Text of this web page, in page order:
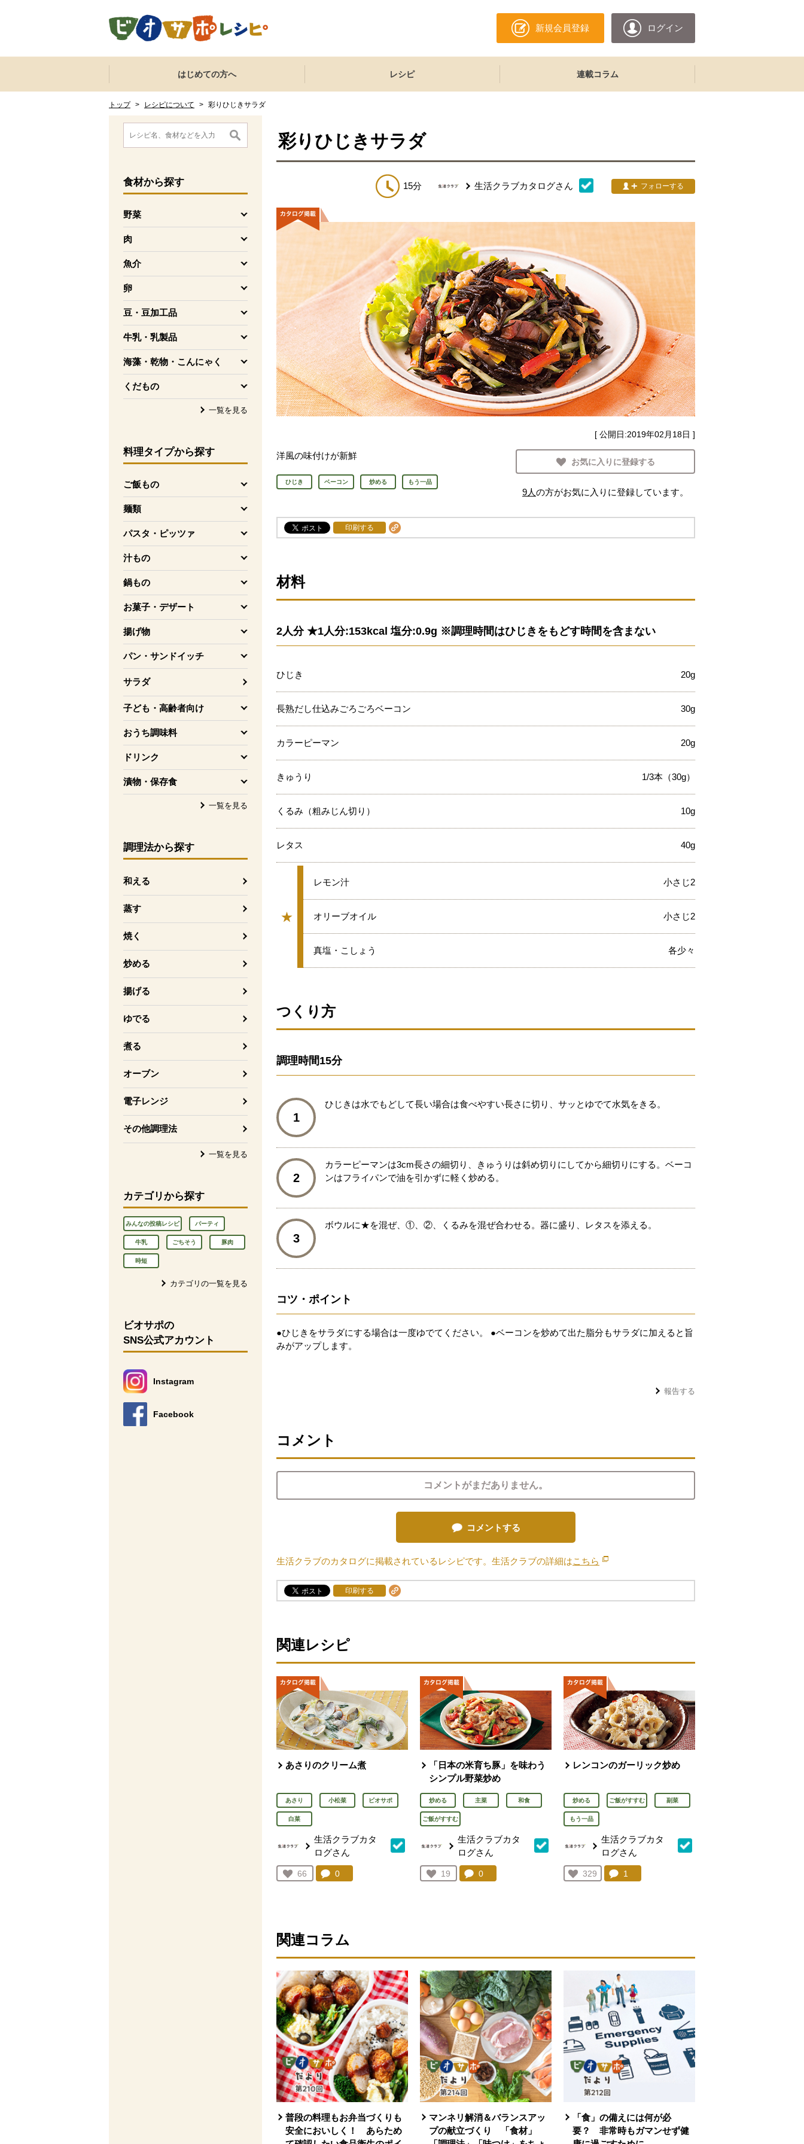
新規会員登録 ログイン
ここからサイト内共通メニューです。
サイト内共通メニューをスキップする
はじめての方へ レシピ 連載コラム
トップ > レシピについて > 彩りひじきサラダ
ここから消費材検索メニューです。
食材から探す
野菜
を開く
肉
を開く
魚介
を開く
卵
を開く
豆・豆加工品
を開く
牛乳・乳製品
を開く
海藻・乾物・こんにゃく
を開く
くだもの
を開く
一覧を見る
料理タイプから探す
ご飯もの
を開く
麺類
を開く
パスタ・ピッツァ
を開く
汁もの
を開く
鍋もの
を開く
お菓子・デザート
を開く
揚げ物
を開く
パン・サンドイッチ
を開く
サラダ
子ども・高齢者向け
を開く
おうち調味料
を開く
ドリンク
を開く
漬物・保存食
を開く
一覧を見る
調理法から探す
和える
蒸す
焼く
炒める
揚げる
ゆでる
煮る
オーブン
電子レンジ
その他調理法
一覧を見る
カテゴリから探す
みんなの投稿レシピ パーティ
牛乳 ごちそう 豚肉
時短
カテゴリの一覧を見る
消費材検索メニューここまで。
ここから本文です。
ビオサポの
SNS公式アカウント
Instagram
別のウィンドウで開きます。
Facebook
別のウィンドウで開きます。
彩りひじきサラダ
15分 生活クラブカタログさん フォローする
[ 公開日:2019年02月18日 ]
洋風の味付けが新鮮
ひじき ベーコン 炒める もう一品
お気に入りに登録する
9人の方がお気に入りに登録しています。
印刷する
材料
2人分 ★1人分:153kcal 塩分:0.9g ※調理時間はひじきをもどす時間を含まない
ひじき 20g
長熟だし仕込みごろごろベーコン 30g
カラーピーマン 20g
きゅうり 1/3本（30g）
くるみ（粗みじん切り） 10g
レタス 40g
★
グループ
★
レモン汁 小さじ2
★
オリーブオイル 小さじ2
★
真塩・こしょう 各少々
つくり方
調理時間15分
1
ひじきは水でもどして長い場合は食べやすい長さに切り、サッとゆでて水気をきる。
2
カラーピーマンは3cm長さの細切り、きゅうりは斜め切りにしてから細切りにする。ベーコ
ンはフライパンで油を引かずに軽く炒める。
3
ボウルに★を混ぜ、①、②、くるみを混ぜ合わせる。器に盛り、レタスを添える。
コツ・ポイント
●ひじきをサラダにする場合は一度ゆでてください。 ●ベーコンを炒めて出た脂分もサラダに加えると旨
みがアップします。
報告する
コメント
コメントがまだありません。
コメントする
生活クラブのカタログに掲載されているレシピです。生活クラブの詳細はこちら 別のウィンドウで開きます。
印刷する
関連レシピ
あさりのクリーム煮
あさり 小松菜 ビオサポ
白菜
生活クラブカタ
ログさん
お気に入り登録：
66
人が登録
コメント：
0
「日本の米育ち豚」を味わう
シンプル野菜炒め
炒める 主菜 和食
ご飯がすすむ
生活クラブカタ
ログさん
お気に入り登録：
19
人が登録
コメント：
0件。コメントを見る。
レンコンのガーリック炒め
炒める ご飯がすすむ 副菜
もう一品
生活クラブカタ
ログさん
お気に入り登録：
329
人が登録
コメント：
1
関連コラム
普段の料理もお弁当づくりも
安全においしく！ あらため
マンネリ解消＆バランスアッ
プの献立づくり 「食材」
「食」の備えには何が必
要？ 非常時もガマンせず健